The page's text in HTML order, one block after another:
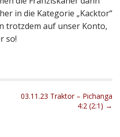
in die Kategorie „Kacktor“
trotzdem auf unser Konto,
so!
03.11.23 Traktor – Pichanga
4:2 (2:1) →